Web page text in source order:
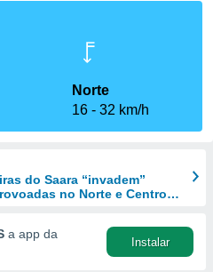
Norte
16
32 km/h
do Saara “invadem”
no Norte e Centro
a app da
Instalar